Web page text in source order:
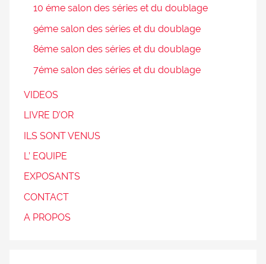
10 éme salon des séries et du doublage
9éme salon des séries et du doublage
8éme salon des séries et du doublage
7éme salon des séries et du doublage
VIDEOS
LIVRE D’OR
ILS SONT VENUS
L’ EQUIPE
EXPOSANTS
CONTACT
A PROPOS